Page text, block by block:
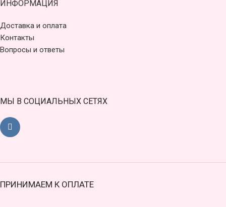
ИНФОРМАЦИЯ
Доставка и оплата
Контакты
Вопросы и ответы
МЫ В СОЦИАЛЬНЫХ СЕТЯХ
ПРИНИМАЕМ К ОПЛАТЕ